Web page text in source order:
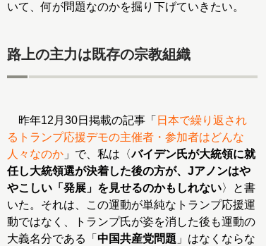
いて、何が問題なのかを掘り下げていきたい。
路上の主力は既存の宗教組織
昨年12月30日掲載の記事「 日本で繰り返され
るトランプ応援デモの主催者・参加者はどんな
人々なのか 」で、私は〈バイデン氏が大統領に就
任し大統領選が決着した後の方が、Jアノンはや
やこしい「発展」を見せるのかもしれない〉と書
いた。それは、この運動が単純なトランプ応援運
動ではなく、トランプ氏が姿を消した後も運動の
大義名分である「 中国共産党問題 」はなくならな